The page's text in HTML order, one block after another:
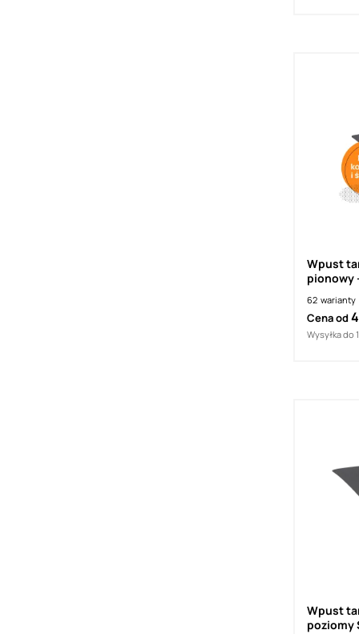
Wpust
62 warianty
Cena od
Wysyłka do
Wpust
poziomy